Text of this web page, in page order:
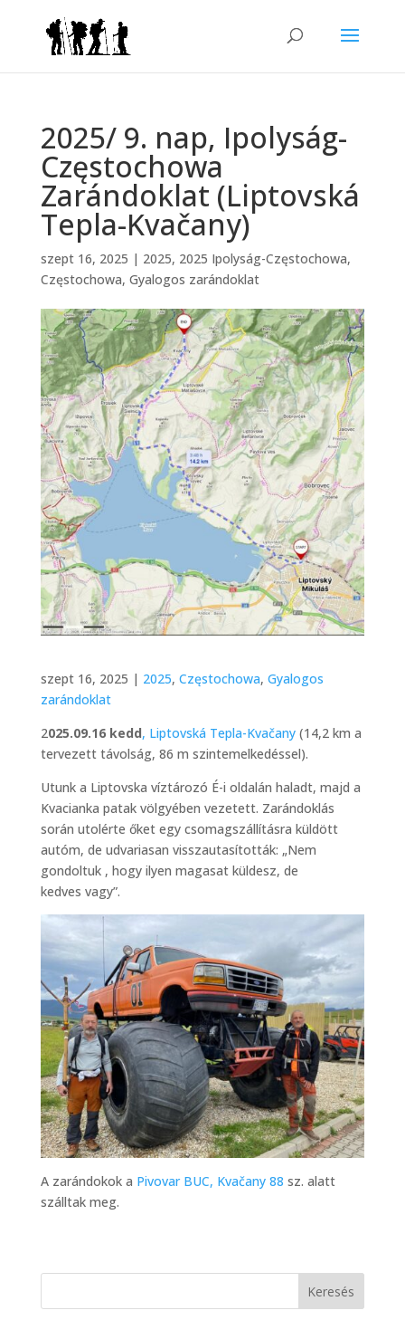
2025/ 9. nap, Ipolyság-
Częstochowa
Zarándoklat (Liptovská
Tepla-Kvačany)
szept 16, 2025 | 2025, 2025 Ipolyság-Częstochowa,
Częstochowa, Gyalogos zarándoklat
szept 16, 2025 | 2025, Częstochowa, Gyalogos
zarándoklat
2025.09.16 kedd, Liptovská Tepla-Kvačany(14,2 km a
tervezett távolság, 86 m szintemelkedéssel).
Utunk a Liptovska víztározó É-i oldalán haladt, majd a
Kvacianka patak völgyében vezetett. Zarándoklás
során utolérte őket egy csomagszállításra küldött
autóm, de udvariasan visszautasították: „Nem
gondoltuk , hogy ilyen magasat küldesz, de
kedves vagy”.
A zarándokok a Pivovar BUC, Kvačany 88 sz. alatt
szálltak meg.